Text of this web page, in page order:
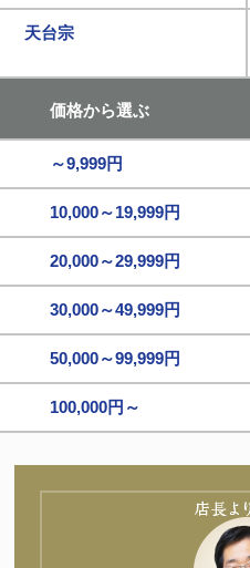
天台宗
価格から選ぶ
～9,999円
10,000～19,999円
20,000～29,999円
30,000～49,999円
50,000～99,999円
100,000円～